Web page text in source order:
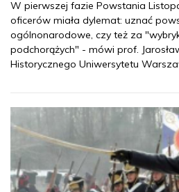
W pierwszej fazie Powstania
oficerów miała dylemat: uznać
ogólnonarodowe, czy też za
podchorążych" - mówi prof.
Historycznego Uniwersytetu